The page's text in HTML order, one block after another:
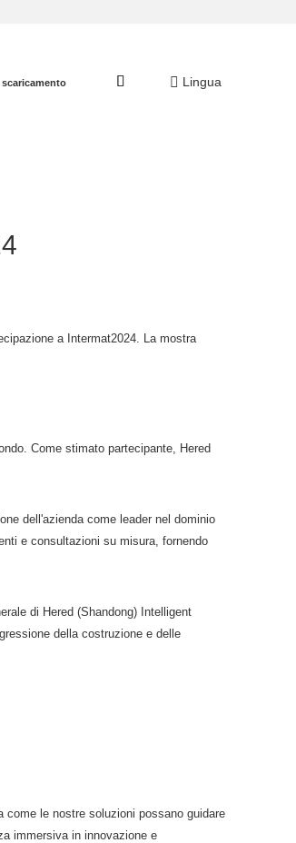
scaricamento Lingua
a Intermat2024. La mostra
Come stimato partecipante, Hered
dell'azienda come leader nel dominio
e consultazioni su misura, fornendo
di Hered (Shandong) Intelligent
della costruzione e delle
come le nostre soluzioni possano guidare
immersiva in innovazione e